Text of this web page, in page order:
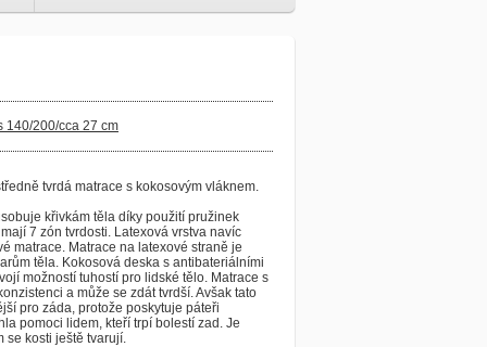
140/200/cca 27 cm
tvrdá matrace s kokosovým vláknem.
křivkám těla díky použití pružinek
7 zón tvrdosti. Latexová vrstva navíc
matrace. Matrace na latexové straně je
těla. Kokosová deska s antibateriálními
možností tuhostí pro lidské tělo. Matrace s
a může se zdát tvrdší. Avšak tato
pro záda, protože poskytuje páteři
pomoci lidem, kteří trpí bolestí zad. Je
se kosti ještě tvarují.